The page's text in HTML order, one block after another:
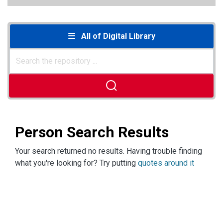
All of Digital Library
Person Search Results
Your search returned no results. Having trouble finding
what you're looking for? Try putting quotes around it